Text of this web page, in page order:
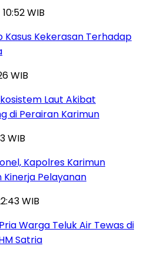
WIB
Kasus Kekerasan Terhadap
WIB
Laut Akibat
di Perairan Karimun
WIB
Kapolres Karimun
Pelayanan
WIB
Warga Teluk Air Tewas di
Satria